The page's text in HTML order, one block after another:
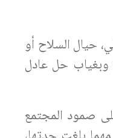
حيال السلاح أو
وبغياب حل عادل
صمود المجتمع